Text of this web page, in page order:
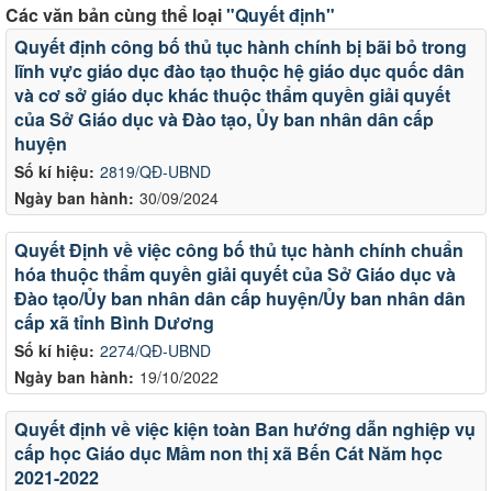
Các văn bản cùng thể loại"Quyết định"
Số kí hiệu: 2819/QĐ-UBND
Ngày ban hành: 30/09/2024
Quyết định công bố thủ tục hành chính bị bãi bỏ trong
lĩnh vực giáo dục đào tạo thuộc hệ giáo dục quốc dân
và cơ sở giáo dục khác thuộc thẩm quyền giải quyết
của Sở Giáo dục và Đào tạo, Ủy ban nhân dân cấp
huyện
Số kí hiệu: 2274/QĐ-UBND
Ngày ban hành: 19/10/2022
Quyết Định về việc công bố thủ tục hành chính chuẩn
hóa thuộc thẩm quyền giải quyết của Sở Giáo dục và
Đào tạo/Ủy ban nhân dân cấp huyện/Ủy ban nhân dân
cấp xã tỉnh Bình Dương
Quyết định về việc kiện toàn Ban hướng dẫn nghiệp vụ
cấp học Giáo dục Mầm non thị xã Bến Cát Năm học
2021-2022